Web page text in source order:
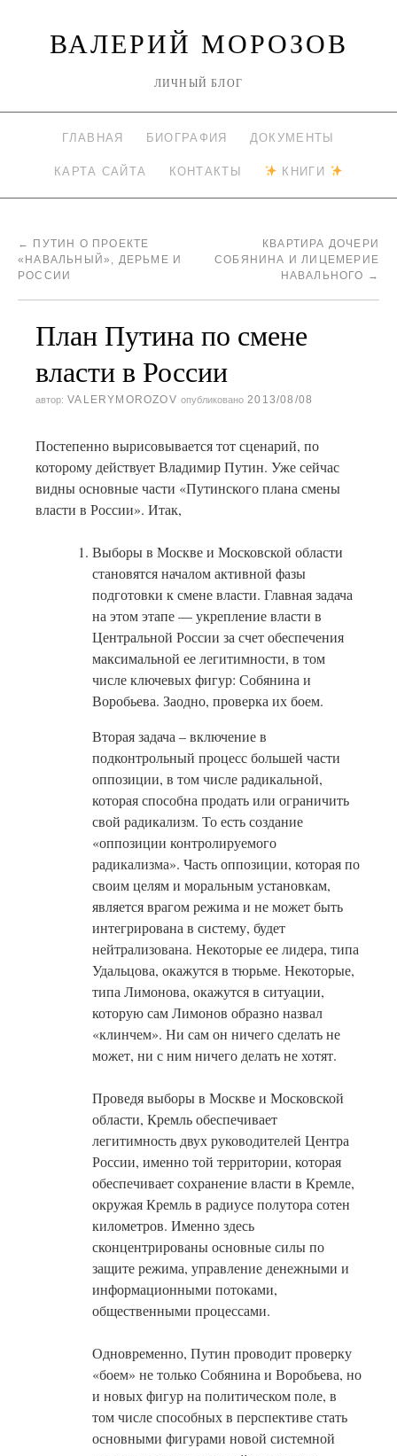
ВАЛЕРИЙ МОРОЗОВ
ЛИЧНЫЙ БЛОГ
ГЛАВНАЯ БИОГРАФИЯ ДОКУМЕНТЫ
КАРТА САЙТА КОНТАКТЫ КНИГИ
←
ПУТИН О ПРОЕКТЕ
«НАВАЛЬНЫЙ», ДЕРЬМЕ И
РОССИИ
КВАРТИРА ДОЧЕРИ
СОБЯНИНА И ЛИЦЕМЕРИЕ
НАВАЛЬНОГО →
План Путина по смене
власти в России
автор: VALERYMOROZOV опубликовано 2013/08/08
Постепенно вырисовывается тот сценарий, по
которому действует Владимир Путин. Уже сейчас
видны основные части «Путинского плана смены
власти в России». Итак,
Выборы в Москве и Московской области
становятся началом активной фазы
подготовки к смене власти. Главная задача
на этом этапе — укрепление власти в
Центральной России за счет обеспечения
максимальной ее легитимности, в том
числе ключевых фигур: Собянина и
Воробьева. Заодно, проверка их боем.
Вторая задача – включение в
подконтрольный процесс большей части
оппозиции, в том числе радикальной,
которая способна продать или ограничить
свой радикализм. То есть создание
«оппозиции контролируемого
радикализма». Часть оппозиции, которая по
своим целям и моральным установкам,
является врагом режима и не может быть
интегрирована в систему, будет
нейтрализована. Некоторые ее лидера, типа
Удальцова, окажутся в тюрьме. Некоторые,
типа Лимонова, окажутся в ситуации,
которую сам Лимонов образно назвал
«клинчем». Ни сам он ничего сделать не
может, ни с ним ничего делать не хотят.
Проведя выборы в Москве и Московской
области, Кремль обеспечивает
легитимность двух руководителей Центра
России, именно той территории, которая
обеспечивает сохранение власти в Кремле,
окружая Кремль в радиусе полутора сотен
километров. Именно здесь
сконцентрированы основные силы по
защите режима, управление денежными и
информационными потоками,
общественными процессами.
Одновременно, Путин проводит проверку
«боем» не только Собянина и Воробьева, но
и новых фигур на политическом поле, в
том числе способных в перспективе стать
основными фигурами новой системной